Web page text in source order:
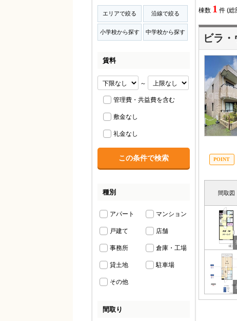
棟数 1 件 (総
ビラ
間取図
エリアで絞る 沿線で絞る
小学校から探す 中学校から探す
賃料
～
管理費・共益費を含む
敷金なし
礼金なし
種別
アパート マンション
戸建て 店舗
事務所 倉庫・工場
貸土地 駐車場
その他
間取り